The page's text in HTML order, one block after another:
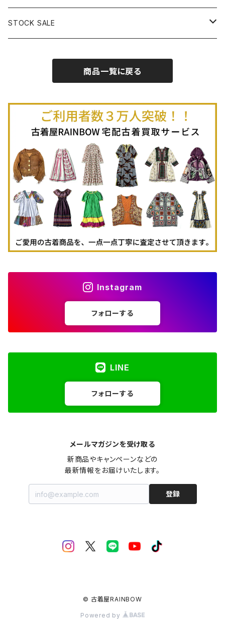
古着オーバーオール
古着半袖Ｔシャツ
古着キャミソール
古着ポロシャツ
古着長袖ポロシャツ
古着スウェット
古着パーカー
古着タンクトップ
古着ニットアウター
古着ヘビージャケット
古着羽織り
古着膝丈スカート (丈56-75cm)
古着ミニ丈スカート (丈56-75cm)
古着ロング丈パンツ
STOCK SALE
Autumn / Winter
商品一覧に戻る
Instagram
フォローする
LINE
フォローする
メールマガジンを受け取る
新商品やキャンペーンなどの
最新情報をお届けいたします。
登録
© 古着屋RAINBOW
Powered by